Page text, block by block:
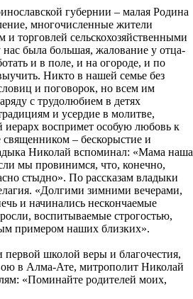
губернии – малая Родина
многочисленные жители
торговлей сельскохозяйственными
была большая, жалование у отца-
и в поле, и на огороде, и по
Никто в нашей семье без
и поговорок, но всем им
с трудолюбием в детях
и усердие в молитве,
иерарх воспримет особую любовь к
– бескорыстие и
Николай вспоминал: «Мама наша
мы провинимся, что, конечно,
стыдно». По рассказам владыки
«Долгими зимними вечерами,
и начинались нескончаемые
воспитываемые строгостью,
примером наших близких».
школой веры и благочестия,
в Алма-Ате, митрополит Николай
«Поминайте родителей моих,